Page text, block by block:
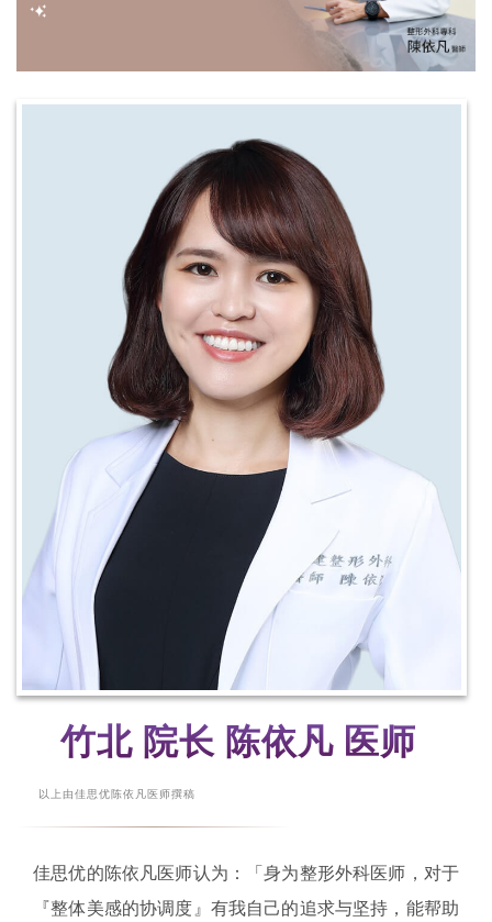
竹北 院长 陈依凡 医师
以上由佳思优陈依凡医师撰稿
佳思优的陈依凡医师认为：「身为整形外科医师，对于
『整体美感的协调度』有我自己的追求与坚持，能帮助